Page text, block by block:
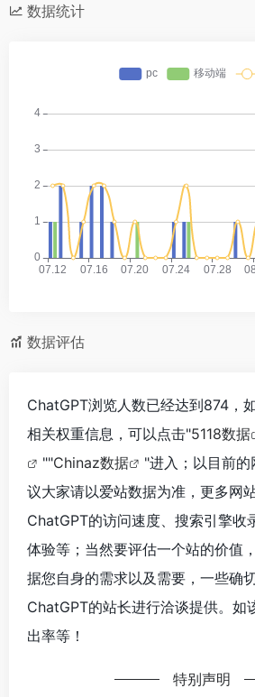
数据统计
数据评估
ChatGPT浏览人数已经达到874，
相关权重信息，可以点击"5118数据
""Chinaz数据
"进入；以目前
议大家请以爱站数据为准，更多网
ChatGPT的访问速度、搜索引擎收
体验等；当然要评估一个站的价值
据您自身的需求以及需要，一些确
ChatGPT的站长进行洽谈提供。如
出率等！
特别声明